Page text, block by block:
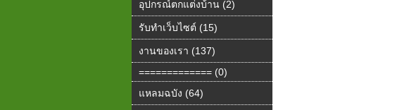
อุปกรณ์ตกแต่งบ้าน (2)
รับทำเว็บไซต์ (15)
งานของเรา (137)
============= (0)
แหลมฉบัง (64)